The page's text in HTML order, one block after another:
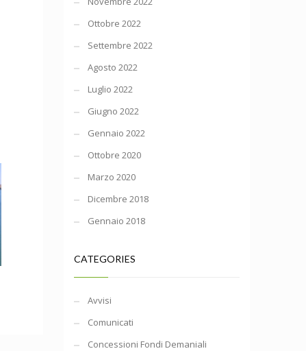
Ottobre 2022
Settembre 2022
Agosto 2022
Luglio 2022
Giugno 2022
Gennaio 2022
Ottobre 2020
Marzo 2020
Dicembre 2018
Gennaio 2018
CATEGORIES
Avvisi
Comunicati
Concessioni Fondi Demaniali